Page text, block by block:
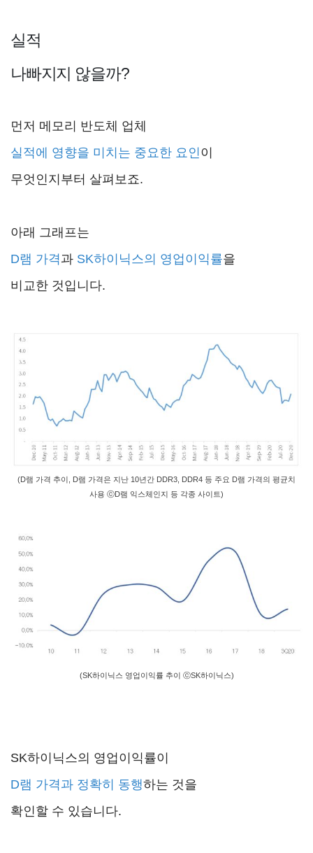
실적
나빠지지 않을까?
먼저 메모리 반도체 업체
실적에 영향을 미치는 중요한 요인이
무엇인지부터 살펴보죠.
아래 그래프는
D램 가격과 SK하이닉스의 영업이익률을
비교한 것입니다.
(D램 가격 추이, D램 가격은 지난 10년간 DDR3, DDR4 등 주요 D램 가격의 평균치
사용 ⓒD램 익스체인지 등 각종 사이트)
(SK하이닉스 영업이익률 추이 ⓒSK하이닉스)
SK하이닉스의 영업이익률이
D램 가격과 정확히 동행하는 것을
확인할 수 있습니다.